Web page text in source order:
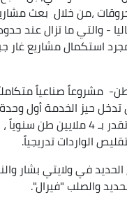
،من خلال بعث
استكمال مشاريع غار
حيز الخدمة أول وحدة
الخام خلال الثلث الأول من سنة 2026 في تندوف،
الواردات تدريجياً.
في ولايتي بشار
والصلب "فيرال".